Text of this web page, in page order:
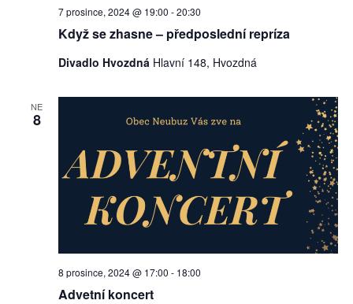
Když se zhasne – předposlední repríza
7 prosince, 2024 @ 19:00 -20:30
Divadlo Hvozdná Hlavní 148, Hvozdná
NE
8
Advetní koncert
8 prosince, 2024 @ 17:00 - 18:00